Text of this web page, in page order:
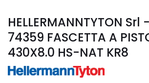
HELLERMANNTYTON Srl
74359 FASCETTA A
430X8.0 HS-NAT KR8